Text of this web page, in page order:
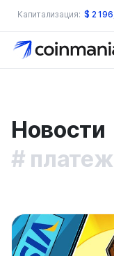
Капитализация: $ 2
Новости